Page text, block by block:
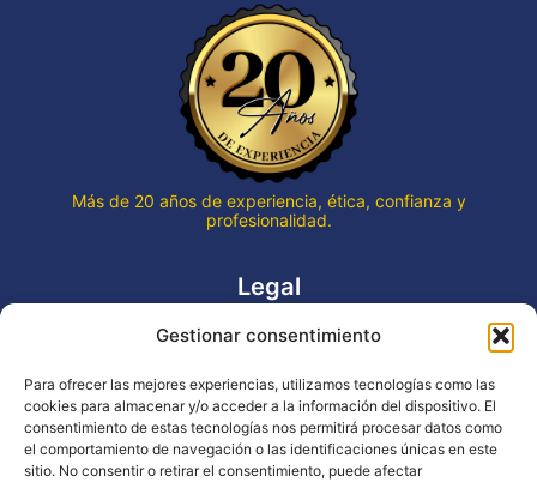
Gestionar consentimiento
Para ofrecer las mejores experiencias, utilizamos tecnologías como las
cookies para almacenar y/o acceder a la información del dispositivo. El
consentimiento de estas tecnologías nos permitirá procesar datos como
el comportamiento de navegación o las identificaciones únicas en este
sitio. No consentir o retirar el consentimiento, puede afectar
Más de 20 años de experiencia, ética, confianza y
profesionalidad.
Legal
Aviso legal
Declaración de accesibilidad
Política de cookies (UE)